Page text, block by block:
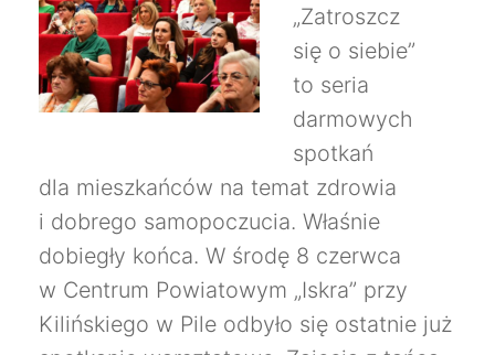
„Zatroszcz
się o siebie”
to seria
darmowych
spotkań
dla mieszkańców na temat zdrowia
i dobrego samopoczucia. Właśnie
dobiegły końca. W środę 8 czerwca
w Centrum Powiatowym „Iskra” przy
Kilińskiego w Pile odbyło się ostatnie już